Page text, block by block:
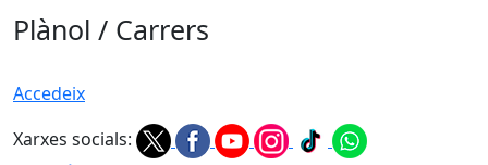
Plànol / Carrers
Accedeix
Xarxes socials: